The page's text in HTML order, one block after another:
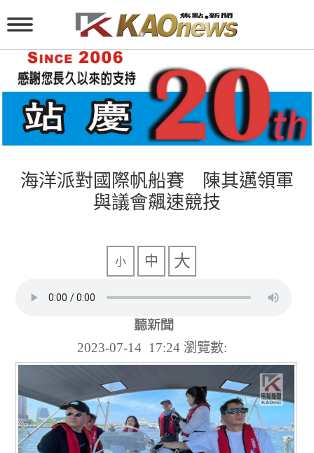
海洋派對國際帆船賽 陳其邁領軍
與議會飆速競技
小 中 大
2023-07-14 17:24 瀏覽數: